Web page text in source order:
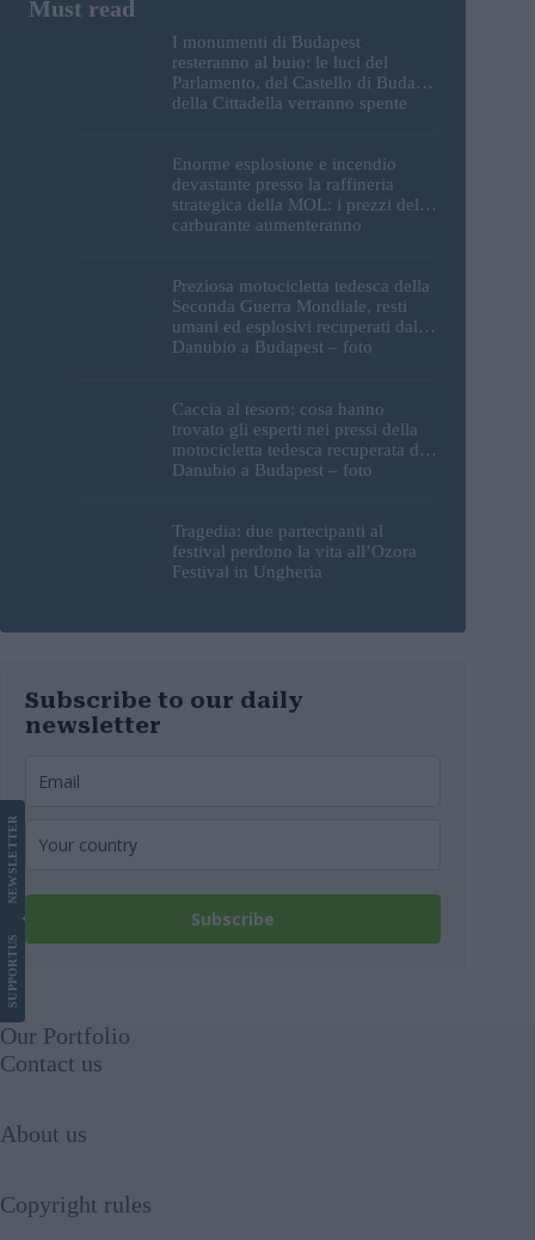
I monumenti di Budapest
resteranno al buio: le luci del
Parlamento, del Castello di Buda e
della Cittadella verranno spente
Enorme esplosione e incendio
devastante presso la raffineria
strategica della MOL: i prezzi del
carburante aumenteranno
Preziosa motocicletta tedesca della
Seconda Guerra Mondiale, resti
umani ed esplosivi recuperati dal
Danubio a Budapest – foto
Caccia al tesoro: cosa hanno
trovato gli esperti nei pressi della
motocicletta tedesca recuperata dal
Danubio a Budapest – foto
Tragedia: due partecipanti al
festival perdono la vita all’Ozora
Festival in Ungheria
Subscribe to our daily
newsletter
Subscribe
SUPPORT
US
NEWS
LETTER
Our Portfolio
Contact us
About us
Copyright rules